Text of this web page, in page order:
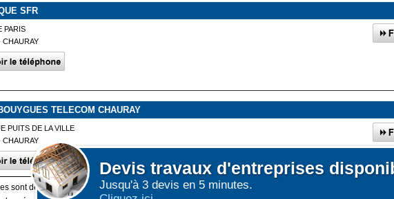
Devis travaux d'entreprises
Jusqu'à 3 devis en 5 minutes.
SFR
PARIS
CHAURAY
TELECOM CHAURAY
PUITS DE LA VILLE
CHAURAY
sont déposés sur votre terminal. Ces cookies sont utilisés pour la navigation, le fonctionnement du site